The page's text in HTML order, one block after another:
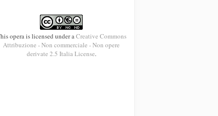
opera is licensed under aCreative Commons
Attribuzione - Non commerciale - Non opere
derivate 2.5 Italia License.